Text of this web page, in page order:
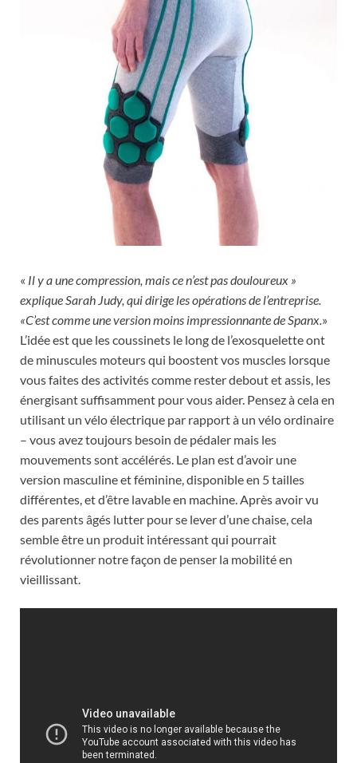
« Il y a une compression, mais ce n’est pas douloureux »
explique Sarah Judy, qui dirige les opérations de l’entreprise.
«C’est comme une version moins impressionnante de Spanx. »
L’idée est que les coussinets le long de l’exosquelette ont
de minuscules moteurs qui boostent vos muscles lorsque
vous faites des activités comme rester debout et assis, les
énergisant suffisamment pour vous aider. Pensez à cela en
utilisant un vélo électrique par rapport à un vélo ordinaire
– vous avez toujours besoin de pédaler mais les
mouvements sont accélérés. Le plan est d’avoir une
version masculine et féminine, disponible en 5 tailles
différentes, et d’être lavable en machine. Après avoir vu
des parents âgés lutter pour se lever d’une chaise, cela
semble être un produit intéressant qui pourrait
révolutionner notre façon de penser la mobilité en
vieillissant.